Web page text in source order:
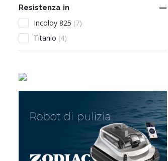
Resistenza in 
Incoloy 825 (7)
Titanio (4)